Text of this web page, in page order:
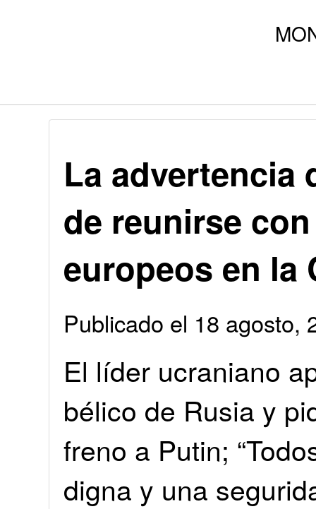
La advertencia
de reunirse
europeos en la
Publicado el 18 agosto,
El líder ucraniano
bélico de Rusia y
freno a Putin;
digna y una